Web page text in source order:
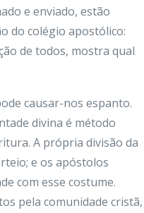
e enviado, estão
do colégio apostólico:
de todos, mostra qual
causar-nos espanto.
divina é método
A própria divisão da
e os apóstolos
com esse costume.
pela comunidade cristã,